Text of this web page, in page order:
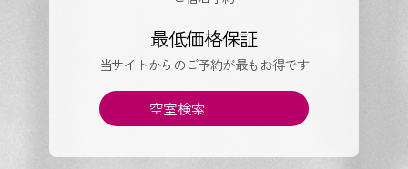
最低価格保証
当サイトからのご予約が最もお得です
空室検索